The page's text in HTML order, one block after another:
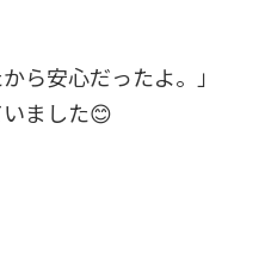
ら安心だったよ。」
ました😊